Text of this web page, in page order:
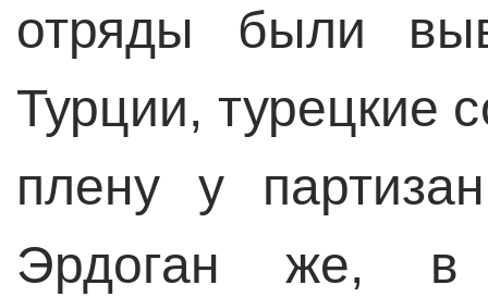
отряды были
Турции, турецкие
плену у
Эрдоган же,